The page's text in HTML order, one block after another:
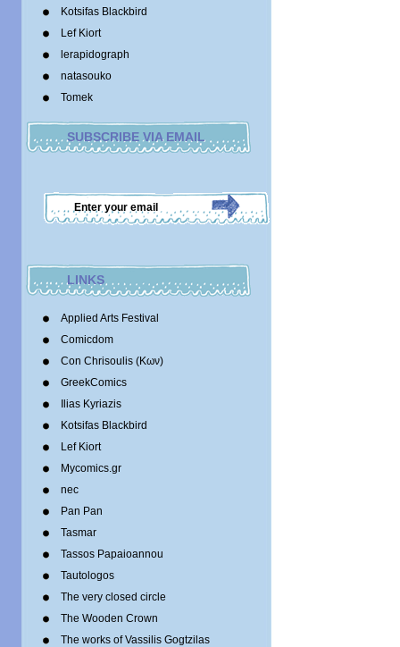
Kotsifas Blackbird
Lef Kiort
lerapidograph
natasouko
Tomek
SUBSCRIBE VIA EMAIL
LINKS
Applied Arts Festival
Comicdom
Con Chrisoulis (Κων)
GreekComics
Ilias Kyriazis
Kotsifas Blackbird
Lef Kiort
Mycomics.gr
nec
Pan Pan
Tasmar
Tassos Papaioannou
Tautologos
The very closed circle
The Wooden Crown
The works of Vassilis Gogtzilas